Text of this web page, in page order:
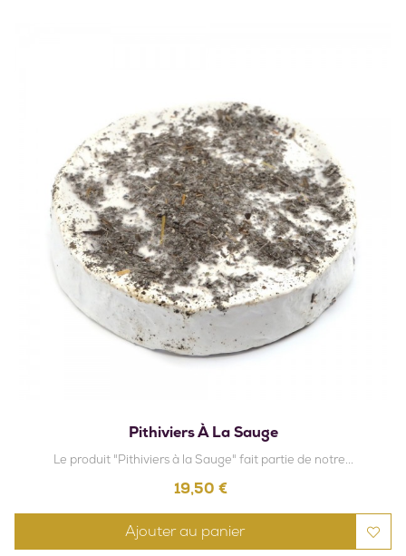
Pithiviers À La Sauge
Le produit "Pithiviers à la Sauge" fait partie de notre...
Prix
19,50 €
Ajouter au panier